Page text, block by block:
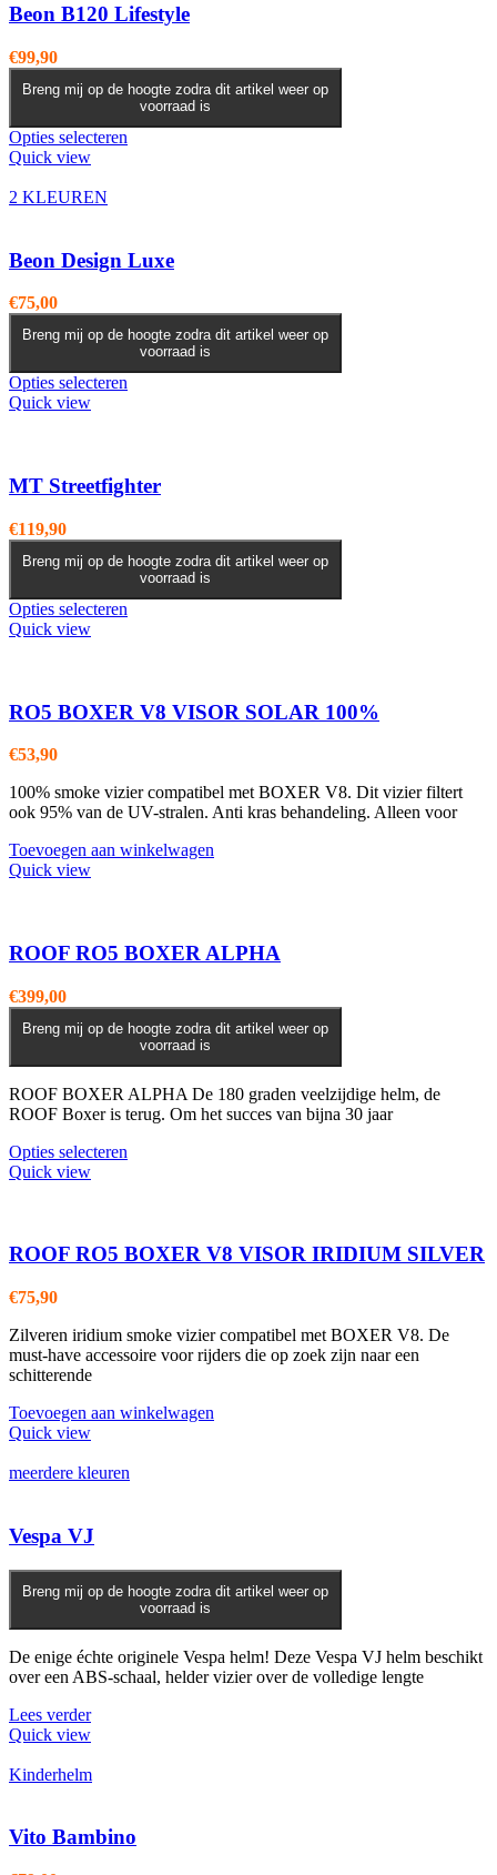
Beon B120 Lifestyle
€99,90
Breng mij op de hoogte zodra dit artikel weer op
voorraad is
Opties selecteren
optie
kan
worden
op
de
productpagina
Quick view
2 KLEUREN
Beon Design Luxe
€75,00
Breng mij op de hoogte zodra dit artikel weer op
voorraad is
Opties selecteren
Deze
optie
gekozen
worden
op
de
productpagina
Quick view
MT Streetfighter
€119,90
Breng mij op de hoogte zodra dit artikel weer op
voorraad is
Opties selecteren
Deze
optie
worden
op
productpagina
Quick view
RO5 BOXER V8 VISOR SOLAR 100%
€53,90
100% smoke vizier compatibel met BOXER V8. Dit vizier filtert
ook 95% van de UV-stralen. Anti kras behandeling. Alleen voor
Toevoegen aan winkelwagen
Quick view
ROOF RO5 BOXER ALPHA
€399,00
Breng mij op de hoogte zodra dit artikel weer op
voorraad is
ROOF BOXER ALPHA De 180 graden veelzijdige helm, de
ROOF Boxer is terug. Om het succes van bijna 30 jaar
Opties selecteren
Deze
worden
op
Quick view
ROOF RO5 BOXER V8 VISOR IRIDIUM SILVER
€75,90
Zilveren iridium smoke vizier compatibel met BOXER V8. De
must-have accessoire voor rijders die op zoek zijn naar een
schitterende
Toevoegen aan winkelwagen
Quick view
meerdere kleuren
Vespa VJ
Breng mij op de hoogte zodra dit artikel weer op
voorraad is
De enige échte originele Vespa helm! Deze Vespa VJ helm beschikt
over een ABS-schaal, helder vizier over de volledige lengte
Lees verder
Quick view
Kinderhelm
Vito Bambino